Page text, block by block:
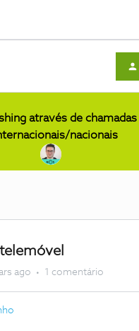
através de
nacionais
ago 1 comentário